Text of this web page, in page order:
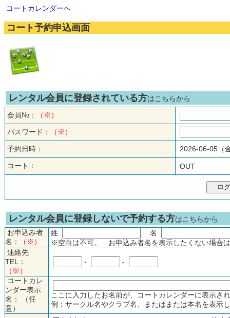
コートカレンダーへ
コート予約申込画面
レンタル会員に登録されている方はこちらから
会員№：
（※）
パスワード： （※）
予約日時： 2026-06-05
コート： OUT
レンタル会員に登録しないで予約する方はこちらから
お申込み者
名：
（※）
姓
名
※空白は不可。 お申込み者名を表示したくない場合
連絡先
TEL：
（※）
- -
コートカレ
ンダー表示
名： （任
意）
ここに入力したお名前が、コートカレンダーに表示
例：サークル名やクラブ名、またはまたは本名を表示